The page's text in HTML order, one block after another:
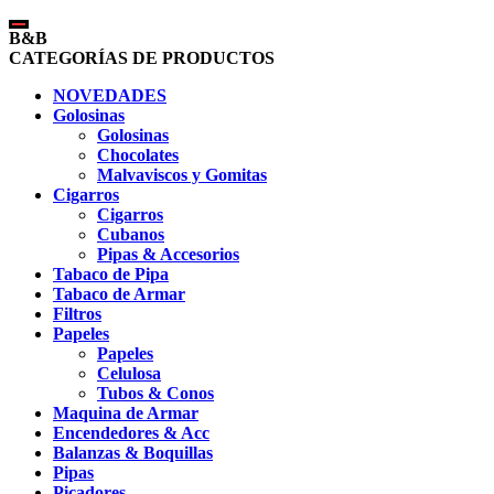
B&B
CATEGORÍAS DE PRODUCTOS
NOVEDADES
Golosinas
Golosinas
Chocolates
Malvaviscos y Gomitas
Cigarros
Cigarros
Cubanos
Pipas & Accesorios
Tabaco de Pipa
Tabaco de Armar
Filtros
Papeles
Papeles
Celulosa
Tubos & Conos
Maquina de Armar
Encendedores & Acc
Balanzas & Boquillas
Pipas